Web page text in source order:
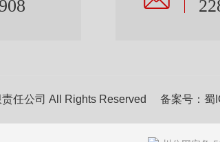
任公司 All Rights Reserved 备案号： 蜀